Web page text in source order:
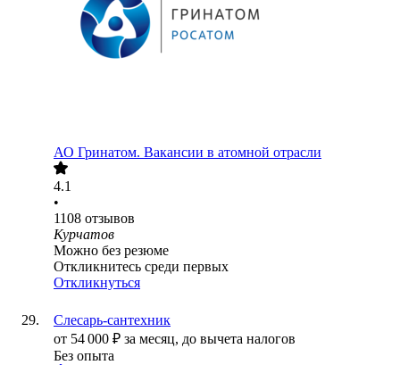
АО Гринатом. Вакансии в атомной отрасли
4.1
•
1108 отзывов
Курчатов
Можно без резюме
Откликнитесь среди первых
Откликнуться
Слесарь-сантехник
от 54 000 ₽ за месяц, до вычета налогов
Без опыта